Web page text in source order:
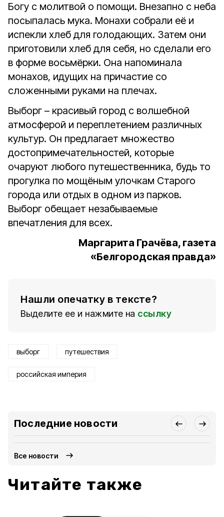
Богу с молитвой о помощи. Внезапно с неба
посыпалась мука. Монахи собрали её и
испекли хлеб для голодающих. Затем они
приготовили хлеб для себя, но сделали его
в форме восьмёрки. Она напоминала
монахов, идущих на причастие со
сложенными руками на плечах.
Выборг – красивый город с волшебной
атмосферой и переплетением различных
культур. Он предлагает множество
достопримечательностей, которые
очаруют любого путешественника, будь то
прогулка по мощёным улочкам Старого
города или отдых в одном из парков.
Выборг обещает незабываемые
впечатления для всех.
Маргарита Грачёва, газета
«Белгородская правда»
Нашли опечатку в тексте?
Выделите ее и нажмите на ссылку
выборг путешествия
российская империя
Последние новости
Все новости
Читайте также